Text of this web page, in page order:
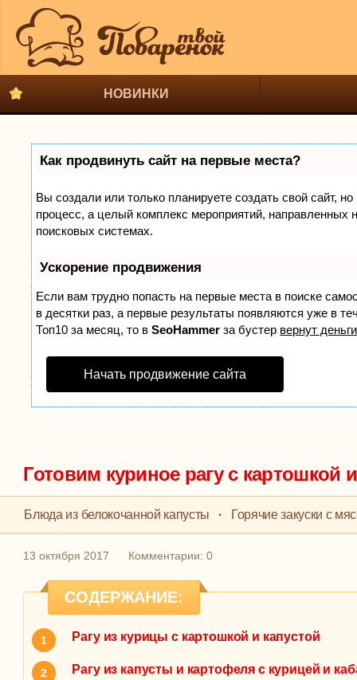
НОВИНКИ
Как продвинуть сайт на первые места?
Вы создали или только планируете создать свой сайт,
процесс, а целый комплекс мероприятий, направленных
поисковых системах.
Ускорение продвижения
Если вам трудно попасть на первые места в поиске
в десятки раз, а первые результаты появляются уже в
Топ10 за месяц, то вSeoHammer за бустер вернут
Начать продвижение сайта
Готовим куриное рагу с картошкой
Блюда из белокочанной капусты · Горячие закуски с
13 октября 2017 Комментарии: 0
СОДЕРЖАНИЕ:
Рагу из курицы с картошкой и капустой
Рагу из капусты и картофеля с курицей и